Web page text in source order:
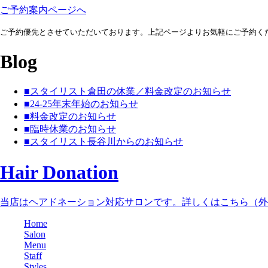
ご予約案内ページへ
ご予約優先とさせていただいております。上記ページよりお気軽にご予約く
Blog
■スタイリスト倉田の休業／料金改定のお知らせ
■24-25年末年始のお知らせ
■料金改定のお知らせ
■臨時休業のお知らせ
■スタイリスト長谷川からのお知らせ
Hair Donation
当店はヘアドネーション対応サロンです。詳しくはこちら（
Home
Salon
Menu
Staff